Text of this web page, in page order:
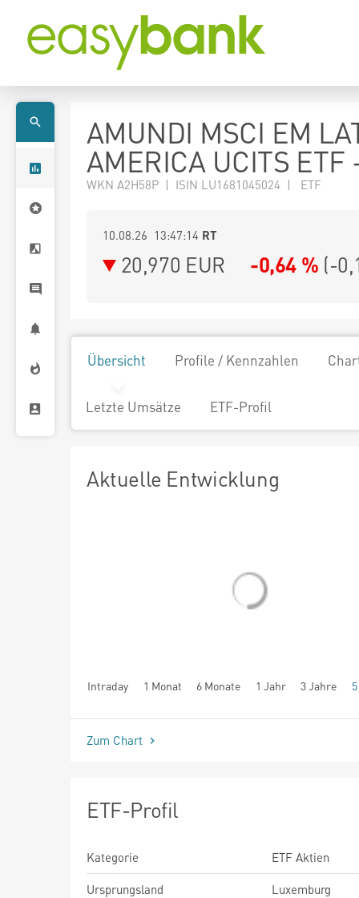
AMUNDI MSCI EM
AMERICA UCITS ETF
WKN A2H58P | ISIN LU1681045024 | ETF
10.08.26 13:47:14 RT
20,970 EUR -0,64 % (-
Übersicht Profile / Kennzahlen
Letzte Umsätze ETF-Profil
Aktuelle Entwicklung
Intraday 1 Monat 6 Monate 1 Jahr 3 Jahre
seit Beginn
Zum Chart
ETF-Profil
Kategorie
ETF Aktien
Ursprungsland
Luxemburg